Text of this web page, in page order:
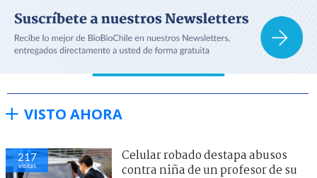
VISTO AHORA
217
visitas
Celular robado destapa abusos
contra niña de un profesor de su